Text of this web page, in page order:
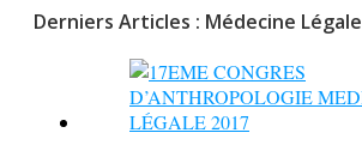
Derniers Articles : Médecine Légale